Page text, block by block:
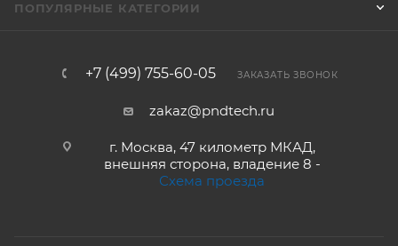
ПОПУЛЯРНЫЕ КАТЕГОРИИ
+7 (499) 755-60-05 ЗАКАЗАТЬ ЗВОНОК
zakaz@pndtech.ru
г. Москва, 47 километр МКАД,
внешняя сторона, владение 8 -
Схема проезда